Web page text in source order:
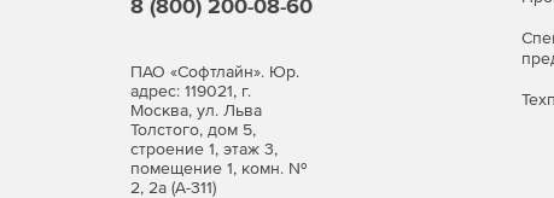
8 (800) 200-08-60
ПАО «Софтлайн». Юр.
адрес: 119021, г.
Москва, ул. Льва
Толстого, дом 5,
строение 1, этаж 3,
помещение 1, комн. №
2, 2а (А-311)